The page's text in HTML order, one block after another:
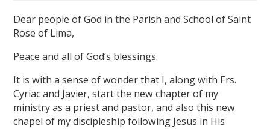
Dear people of God in the Parish and School of Saint
Rose of Lima,
Peace and all of God’s blessings.
It is with a sense of wonder that I, along with Frs.
Cyriac and Javier, start the new chapter of my
ministry as a priest and pastor, and also this new
chapel of my discipleship following Jesus in His